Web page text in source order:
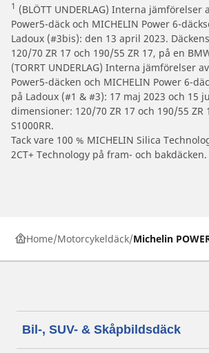
1 (BLÖTT UNDERLAG) Interna jämförelser
Power5-däck och MICHELIN Power 6-
Ladoux (#3bis): den 13 april 2023.
120/70 ZR 17 och 190/55 ZR 17, på en
(TORRT UNDERLAG) Interna jämförelser
Power5-däcken och MICHELIN Power 6-
på Ladoux (#1 & #3): 17 maj 2023 och 15
dimensioner: 120/70 ZR 17 och 190/55 ZR
S1000RR.
Tack vare 100 % MICHELIN Silica
2CT+ Technology på fram- och bakdäcken.
Home Motorcykeldäck Michelin
Bil-, SUV- & Skåpbildsdäck